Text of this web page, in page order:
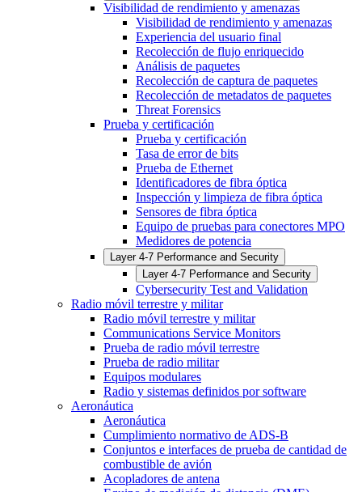
Visibilidad de rendimiento y amenazas
Visibilidad de rendimiento y amenazas
Experiencia del usuario final
Recolección de flujo enriquecido
Análisis de paquetes
Recolección de captura de paquetes
Recolección de metadatos de paquetes
Threat Forensics
Prueba y certificación
Prueba y certificación
Tasa de error de bits
Prueba de Ethernet
Identificadores de fibra óptica
Inspección y limpieza de fibra óptica
Sensores de fibra óptica
Equipo de pruebas para conectores MPO
Medidores de potencia
Layer 4-7 Performance and Security
Layer 4-7 Performance and Security
Cybersecurity Test and Validation
Radio móvil terrestre y militar
Radio móvil terrestre y militar
Communications Service Monitors
Prueba de radio móvil terrestre
Prueba de radio militar
Equipos modulares
Radio y sistemas definidos por software
Aeronáutica
Aeronáutica
Cumplimiento normativo de ADS-B
Conjuntos e interfaces de prueba de cantidad de
combustible de avión
Acopladores de antena